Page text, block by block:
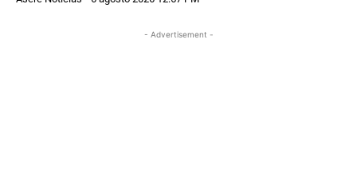
- Advertisement -